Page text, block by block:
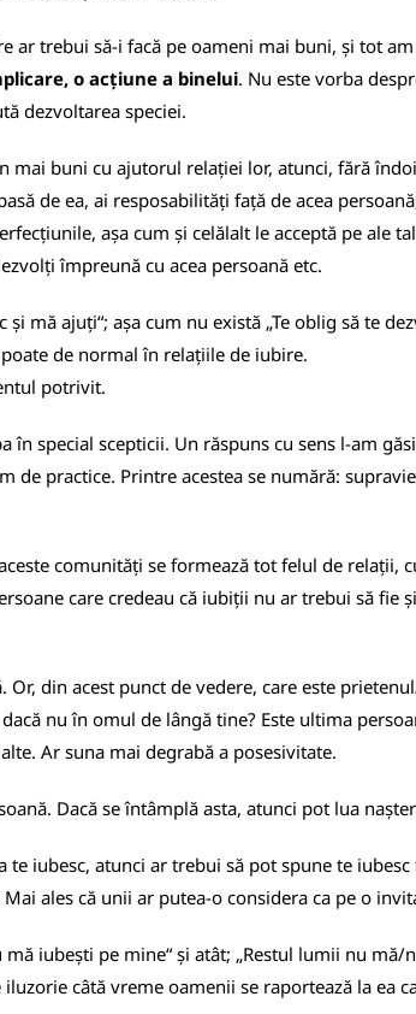
ar trebui să-i facă pe oameni mai buni, și tot
o acțiune a binelui. Nu este vorba
dezvoltarea speciei.
mai buni cu ajutorul relației lor, atunci, fără
de ea, ai resposabilități față de acea
așa cum și celălalt le acceptă pe ale
împreună cu acea persoană etc.
mă ajuți“; așa cum nu există „Te oblig să te
de normal în relațiile de iubire.
potrivit.
în special scepticii. Un răspuns cu sens l-am
practice. Printre acestea se numără:
comunități se formează tot felul de relații,
care credeau că iubiții nu ar trebui să
din acest punct de vedere, care este
nu în omul de lângă tine? Este ultima
Ar suna mai degrabă a posesivitate.
Dacă se întâmplă asta, atunci pot lua
te iubesc, atunci ar trebui să pot spune te
ales că unii ar putea-o considera ca pe o
iubești pe mine“ și atât; „Restul lumii nu
câtă vreme oamenii se raportează la ea